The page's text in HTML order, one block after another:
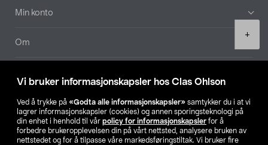
Vi bruker informasjonskapsler hos Clas Ohlson
Ved å trykke på «Godta alle informasjonskapsler» samtykker du i at vi
lagrer informasjonskapsler (cookies) og annen sporingsteknologi på
din enhet i henhold til vår policy for informasjonskapsler for å
forbedre brukeropplevelsen din på vårt nettsted, analysere bruken av
nettstedet og for å tilpasse våre markedsføringstiltak. Vi bruker fire
+
Min konto
Om
Våre selskaper
Finn din butikk